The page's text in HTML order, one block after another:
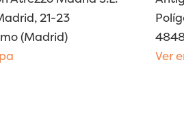
21-23
(Madrid)
Ver